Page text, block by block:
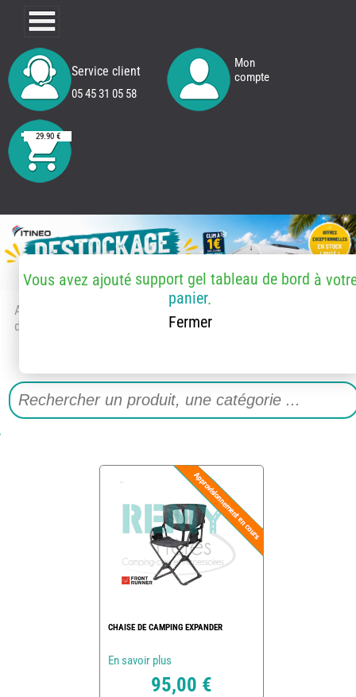
Service client
05 45 31 05 58
Mon
compte
29.90 €
Accueil
> Accessoires et pièces
détachées
Vous avez ajouté support gel tableau de bord à
panier.
Fermer
CHAISE DE CAMPING EXPANDER
En savoir plus
95,00 €